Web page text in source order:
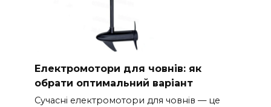
Електромотори для човнів: як
обрати оптимальний варіант
Сучасні електромотори для човнів — це